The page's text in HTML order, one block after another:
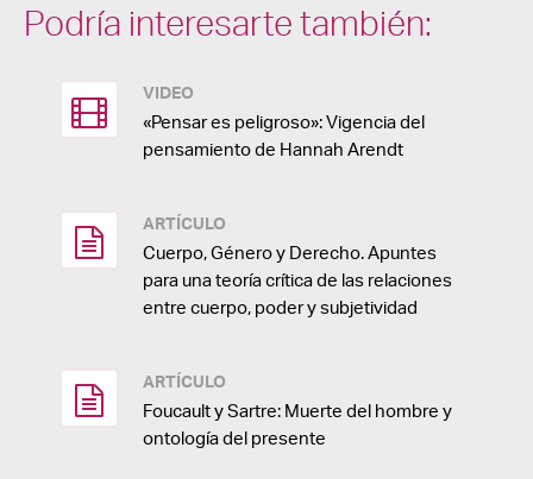
Podría interesarte también:
VIDEO
«Pensar es peligroso»: Vigencia del
pensamiento de Hannah Arendt
ARTÍCULO
Cuerpo, Género y Derecho. Apuntes
para una teoría crítica de las relaciones
entre cuerpo, poder y subjetividad
ARTÍCULO
Foucault y Sartre: Muerte del hombre y
ontología del presente